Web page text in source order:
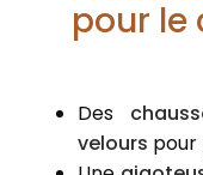
pour le
Des
velours pour